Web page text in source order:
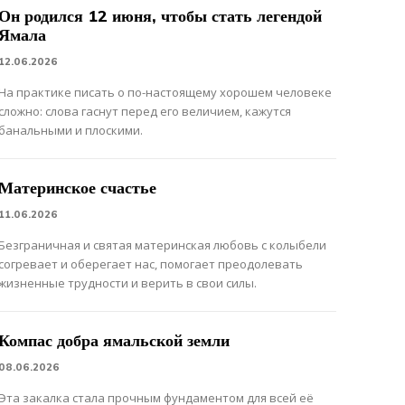
родился 12 июня, чтобы стать легендой
12.06.2026
На практике писать о по-настоящему хорошем человеке
сложно: слова гаснут перед его величием, кажутся
банальными и плоскими.
счастье
11.06.2026
Безграничная и святая материнская любовь с колыбели
согревает и оберегает нас, помогает преодолевать
трудности и верить в свои силы.
добра ямальской земли
08.06.2026
Эта закалка стала прочным фундаментом для всей её